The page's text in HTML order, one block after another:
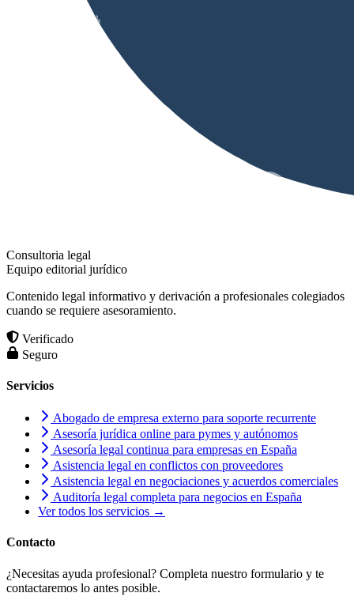
Consultoria legal
Equipo editorial jurídico
Contenido legal informativo y derivación a profesionales colegiados
cuando se requiere asesoramiento.
Verificado
Seguro
Servicios
Abogado de empresa externo para soporte recurrente
Asesoría jurídica online para pymes y autónomos
Asesoría legal continua para empresas en España
Asistencia legal en conflictos con proveedores
Asistencia legal en negociaciones y acuerdos comerciales
Auditoría legal completa para negocios en España
Ver todos los servicios →
Contacto
¿Necesitas ayuda profesional? Completa nuestro formulario y te
contactaremos lo antes posible.